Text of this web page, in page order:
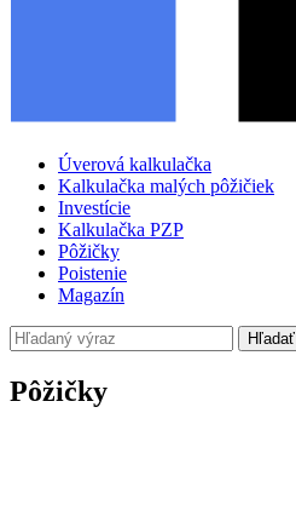
Úverová kalkulačka
Kalkulačka malých pôžičiek
Investície
Kalkulačka PZP
Pôžičky
Poistenie
Magazín
Hľadať
Pôžičky